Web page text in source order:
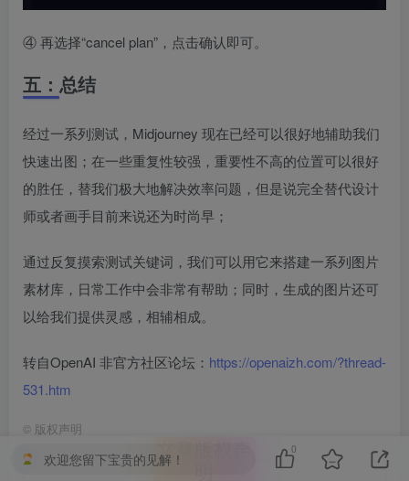
④ 再选择“cancel plan”，点击确认即可。
五：总结
经过一系列测试，Midjourney 现在已经可以很好地辅助我们
快速出图；在一些重复性较强，重要性不高的位置可以很好
的胜任，替我们极大地解决效率问题，但是说完全替代设计
师或者画手目前来说还为时尚早；
通过反复摸索测试关键词，我们可以用它来搭建一系列图片
素材库，日常工作中会非常有帮助；同时，生成的图片还可
以给我们提供灵感，相辅相成。
转自OpenAI 非官方社区论坛： https://openaizh.com/?thread-
531.htm
© 版权声明
文章版权声
欢迎您留下宝贵的见解！
0